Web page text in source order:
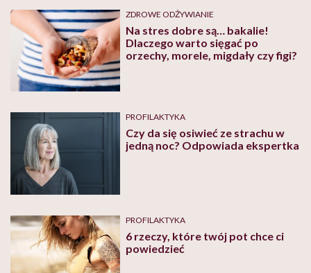
ZDROWE ODŻYWIANIE
Na stres dobre są… bakalie!
Dlaczego warto sięgać po
orzechy, morele, migdały czy figi?
PROFILAKTYKA
Czy da się osiwieć ze strachu w
jedną noc? Odpowiada ekspertka
PROFILAKTYKA
6 rzeczy, które twój pot chce ci
powiedzieć